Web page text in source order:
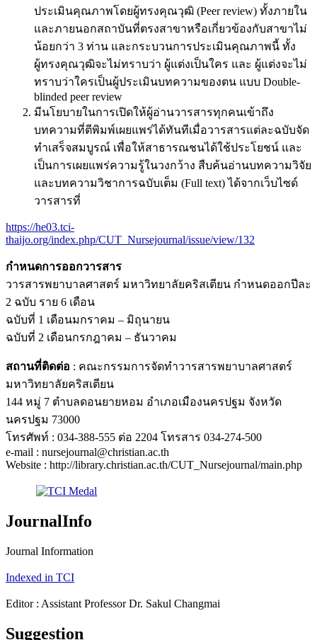
ประเมินคุณภาพโดยผู้ทรงคุณวุฒิ (Peer review) ทั้งภายใน
และภายนอกสถาบันที่ตรงสาขาหรือเกี่ยวข้องกับสาขาไม่
น้อยกว่า 3 ท่าน และกระบวนการประเมินคุณภาพนี้ ทั้ง
ผู้ทรงคุณวุฒิจะไม่ทราบว่า ผู้แต่งเป็นใคร และ ผู้แต่งจะไม่
ทราบว่าใครเป็นผู้ประเมินบทความของตน แบบ Double-
blinded peer review
มีนโยบายในการเปิดให้ผู้อ่านวารสารทุกคนเข้าถึง
บทความที่ตีพิมพ์เผยแพร่ได้ทันทีเมื่อวารสารแต่ละฉบับจัด
ทำเสร็จสมบูรณ์ เพื่อให้สาธารณชนได้ใช้ประโยชน์ และ
เป็นการเผยแพร่ความรู้ในวงกว้าง สืบค้นอ่านบทความวิจัย
และบทความวิชาการฉบับเต็ม (Full text) ได้จากเว็บไซด์
วารสารที่
https://he03.tci-
thaijo.org/index.php/CUT_Nursejournal/issue/view/132
กำหนดการออกวารสาร
วารสารพยาบาลศาสตร์ มหาวิทยาลัยคริสเตียน กำหนดออกปีละ
2 ฉบับ ราย 6 เดือน
ฉบับที่ 1 เดือนมกราคม – มิถุนายน
ฉบับที่ 2 เดือนกรกฎาคม – ธันวาคม
สถานที่ติดต่อ : คณะกรรมการจัดทำวารสารพยาบาลศาสตร์
มหาวิทยาลัยคริสเตียน
144 หมู่ 7 ตำบลดอนยายหอม อำเภอเมืองนครปฐม จังหวัด
นครปฐม 73000
โทรศัพท์ : 034-388-555 ต่อ 2204 โทรสาร 034-274-500
e-mail : nursejournal@christian.ac.th
Website : http://library.christian.ac.th/CUT_Nursejournal/main.php
JournalInfo
Journal Information
Indexed in TCI
Editor : Assistant Professor Dr. Sakul Changmai
Suggestion